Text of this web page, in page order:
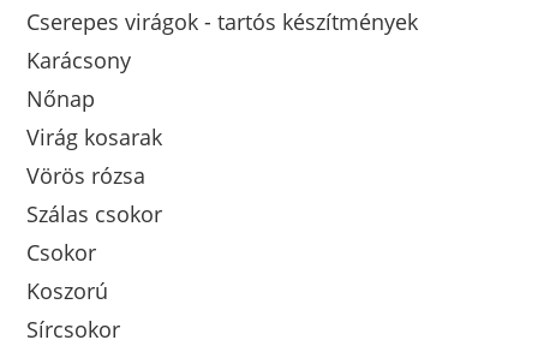
Cserepes virágok - tartós készítmények
Karácsony
Nőnap
Virág kosarak
Vörös rózsa
Szálas csokor
Csokor
Koszorú
Sírcsokor